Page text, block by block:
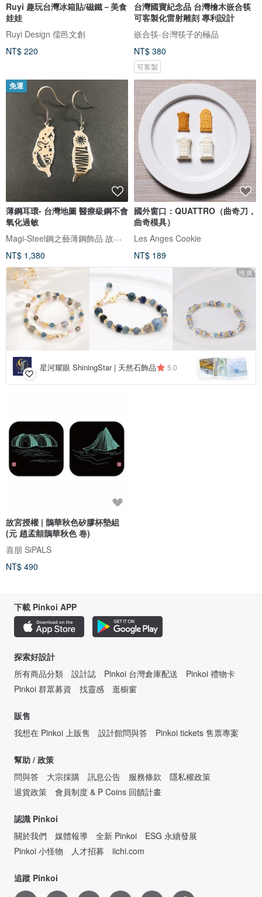
Ruyi 趣玩台灣冰箱貼/磁鐵－美食
娃娃
Ruyi Design 儒邑文創
NT$ 220
台灣國寶紀念品 台灣檜木嵌合筷
可客製化雷射雕刻 專利設計
嵌合筷-台灣筷子的極品
NT$ 380
可客製
免運
薄鋼耳環- 台灣地圖 醫療級鋼不會
氧化過敏
Magi-Steel鋼之藝薄鋼飾品 故宮授權聯名商品 台灣設計製造
NT$ 1,380
國外窗口：QUATTRO（曲奇刀，
曲奇模具）
Les Anges Cookie
NT$ 189
推廣
星河耀眼 ShiningStar | 天然石飾品 5.0
故宮授權 | 鵲華秋色矽膠杯墊組
(元 趙孟頫鵲華秋色 卷)
喜朋 SiPALS
NT$ 490
下載 Pinkoi APP
探索好設計
所有商品分類
設計誌 Pinkoi 台灣倉庫配送
Pinkoi 禮物卡
Pinkoi 群眾募資
找靈感 逛櫥窗
販售
我想在 Pinkoi 上販售
設計館問與答 Pinkoi tickets 售票專案
幫助 / 政策
問與答
大宗採購 訊息公告 服務條款
隱私權政策
退貨政策
會員制度 & P Coins 回饋計畫
認識 Pinkoi
關於我們
媒體報導 全新 Pinkoi
ESG 永續發展
Pinkoi 小怪物
人才招募 iichi.com
追蹤 Pinkoi